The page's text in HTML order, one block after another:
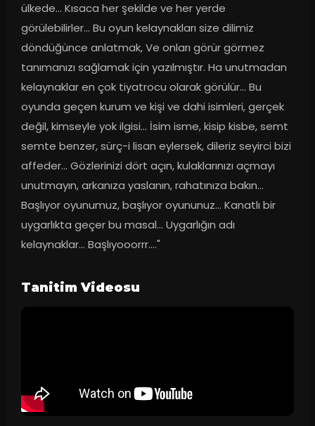
ülkede... Kısaca her şekilde ve her yerde
görülebilirler... Bu oyun kelaynakları size dilimiz
döndüğünce anlatmak, Ve onları görür görmez
tanımanızı sağlamak için yazılmıştır. Ha unutmadan
kelaynaklar en çok tiyatrocu olarak görülür... Bu
oyunda geçen kurum ve kişi ve dahi isimleri, gerçek
değil, kimseyle yok ilgisi... İsim isme, kisip kisbe, semt
semte benzer, sürç-i lisan eylersek, dileriz seyirci bizi
affeder... Gözlerinizi dört açın, kulaklarınızı açmayı
unutmayın, arkanıza yaslanın, rahatınıza bakın...
Başlıyor oyunumuz, başlıyor oyununuz... Kanatlı bir
uygarlıkta geçer bu masal... Uygarlığın adı
kelaynaklar... Başlıyooorrr...."
Tanitim Videosu